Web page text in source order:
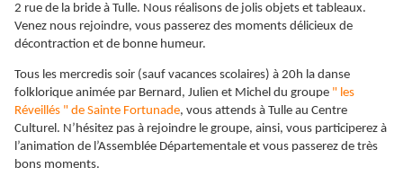
2 rue de la bride à Tulle. Nous réalisons de jolis objets et tableaux.
Venez nous rejoindre, vous passerez des moments délicieux de
décontraction et de bonne humeur.
Tous les mercredis soir (sauf vacances scolaires) à 20h la danse
folklorique animée par Bernard, Julien et Michel du groupe " les
Réveillés " de Sainte Fortunade, vous attends à Tulle au Centre
Culturel. N’hésitez pas à rejoindre le groupe, ainsi, vous participerez à
l’animation de l’Assemblée Départementale et vous passerez de très
bons moments.